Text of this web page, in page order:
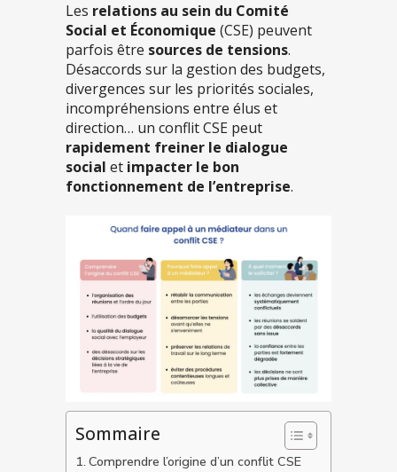
Les relations au sein du Comité
Social et Économique (CSE) peuvent
parfois être sources de tensions.
Désaccords sur la gestion des budgets,
divergences sur les priorités sociales,
incompréhensions entre élus et
direction… un conflit CSE peut
rapidement freiner le dialogue
social et impacter le bon
fonctionnement de l’entreprise.
Sommaire
Comprendre l’origine d’un conflit CSE